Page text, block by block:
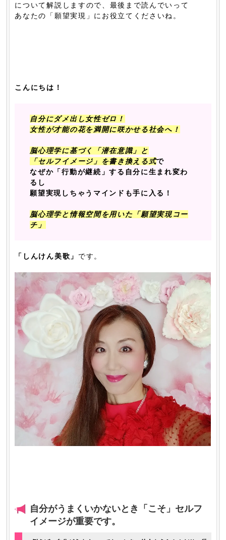
について解説しますので、最後まで読んでいって
あなたの「願望実現」にお役立てくださいね。
こんにちは！
自分にダメ出し女性ゼロ！
女性が才能の花を満開に咲かせる社会へ！
脳心理学に基づく「潜在意識」と
「セルフイメージ」を書き換える式で
なぜか「行動が継続」する自分に生まれ変わ
るし
願望実現しちゃうマインドも手に入る！
脳心理学と情報空間を用いた「願望実現コー
チ」
「しんけん美歌」 です。
自分がうまくいかないとき「こそ」セルフ
イメージが重要です。